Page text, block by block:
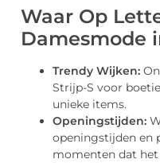
Waar Op
Damesmode
Trendy Wijken:
Strijp-S voor
unieke items.
Openingstijden:
openingstijden en
momenten dat